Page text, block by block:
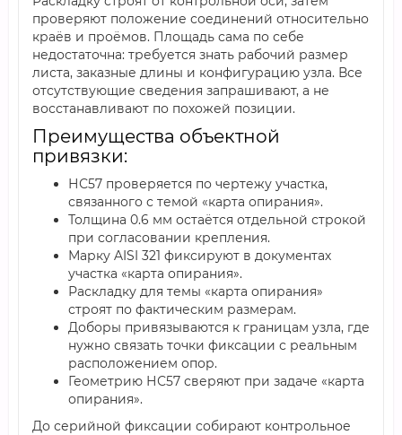
проверяют положение соединений относительно
краёв и проёмов. Площадь сама по себе
недостаточна: требуется знать рабочий размер
листа, заказные длины и конфигурацию узла. Все
отсутствующие сведения запрашивают, а не
восстанавливают по похожей позиции.
Преимущества объектной
привязки:
НС57 проверяется по чертежу участка,
связанного с темой «карта опирания».
Толщина 0.6 мм остаётся отдельной строкой
при согласовании крепления.
Марку AISI 321 фиксируют в документах
участка «карта опирания».
Раскладку для темы «карта опирания»
строят по фактическим размерам.
Доборы привязываются к границам узла, где
нужно связать точки фиксации с реальным
расположением опор.
Геометрию НС57 сверяют при задаче «карта
опирания».
До серийной фиксации собирают контрольное